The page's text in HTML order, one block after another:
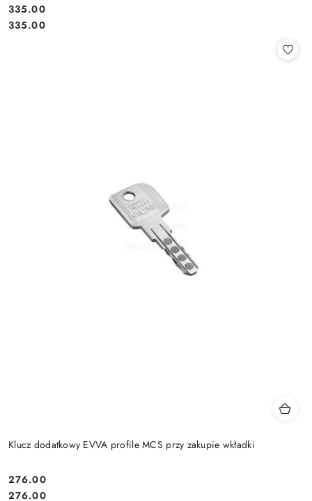
Cena:
335.00
Cena:
335.00
Klucz dodatkowy EVVA profile MCS przy zakupie wkładki
Cena:
276.00
Cena:
276.00